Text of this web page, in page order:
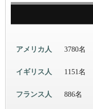
アメリカ人 3780名
イギリス人 1151名
フランス人 886名